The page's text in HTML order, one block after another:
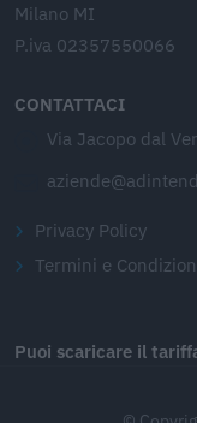
Milano MI
P.iva 02357550066
CONTATTACI
Via Jacopo dal
Privacy Policy
Termini e
Puoi scaricare il